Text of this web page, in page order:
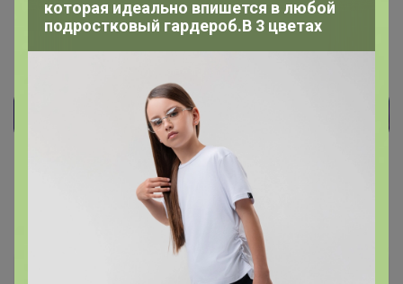
Лена-Елена, добрый день Хорошо
которая идеально впишется в любой
подростковый гардероб.В 3 цветах